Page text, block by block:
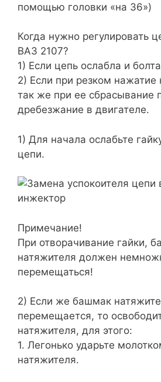
помощью головки «на 36»)
Когда нужно регулировать
ВАЗ 2107?
1) Если цепь ослабла и
2) Если при резком нажатие
так же при ее сбрасывание
дребезжание в двигателе.
1) Для начала ослабьте
цепи.
Примечание!
При отворачивание гайки,
натяжителя должен
перемещаться!
2) Если же башмак
перемещается, то
натяжителя, для этого:
1. Легонько ударьте
натяжителя.